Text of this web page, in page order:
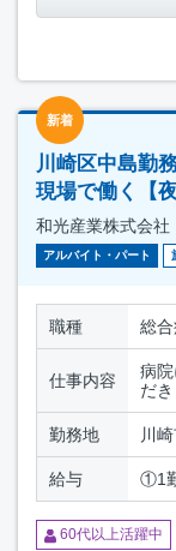
新着
川崎区中島勤
現場で働く【
和光産業株式会
アルバイト・パート
職種 総
仕事内容
病
だき
勤務地 川
給与 ①1
60代以上活躍中